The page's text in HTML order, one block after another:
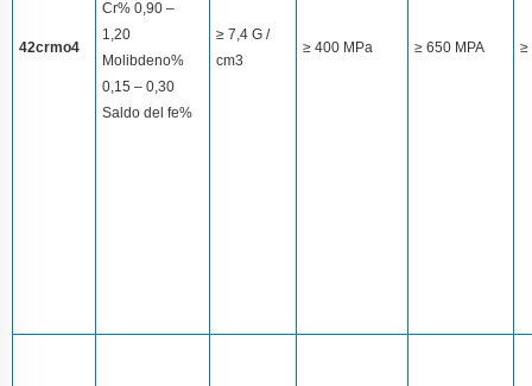
42crmo4
Cr% 0,90 –
1,20
Molibdeno%
0,15 – 0,30
Saldo del fe%
≥ 7,4 G /
cm3
≥ 400 MPa ≥ 650 MPA ≥